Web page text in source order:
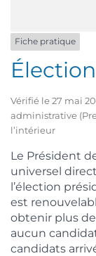
Fiche pratique
Vérifié le 27 mai
administrative
l’intérieur
Le Président
universel
l’élection
est
obtenir plus
aucun
candidats